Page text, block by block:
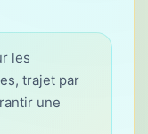
les
trajet par
une